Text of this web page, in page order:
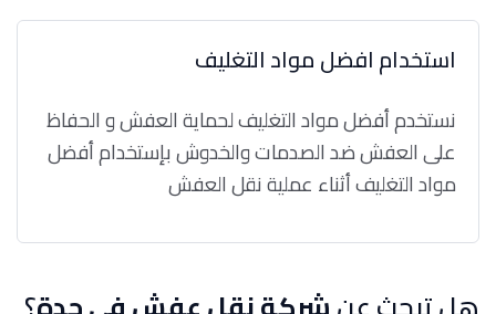
استخدام افضل مواد التغليف
نستخدم أفضل مواد التغليف لحماية العفش و الحفاظ
على العفش ضد الصدمات والخدوش بإستخدام أفضل
مواد التغليف أثناء عملية نقل العفش